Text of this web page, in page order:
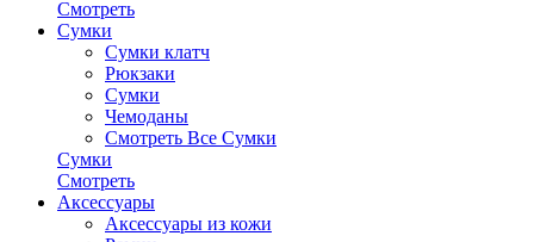
Смотреть
Сумки
Сумки клатч
Рюкзаки
Сумки
Чемоданы
Смотреть Все Сумки
Сумки
Смотреть
Аксессуары
Аксессуары из кожи